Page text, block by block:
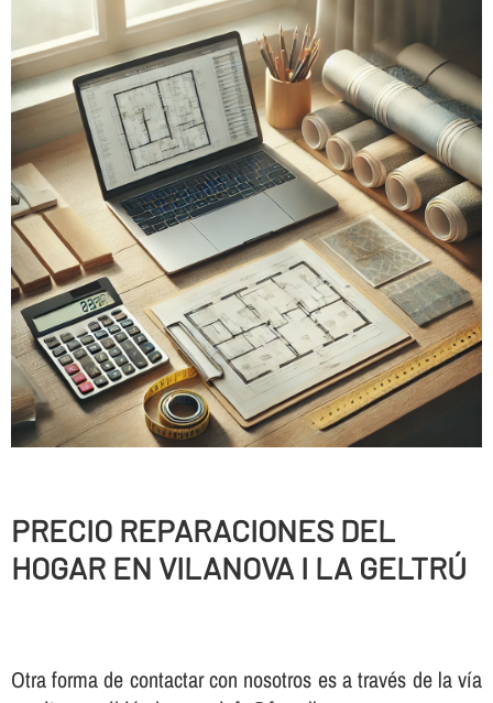
PRECIO REPARACIONES DEL
HOGAR EN VILANOVA I LA GELTRÚ
Otra forma de contactar con nosotros es a través de la vía